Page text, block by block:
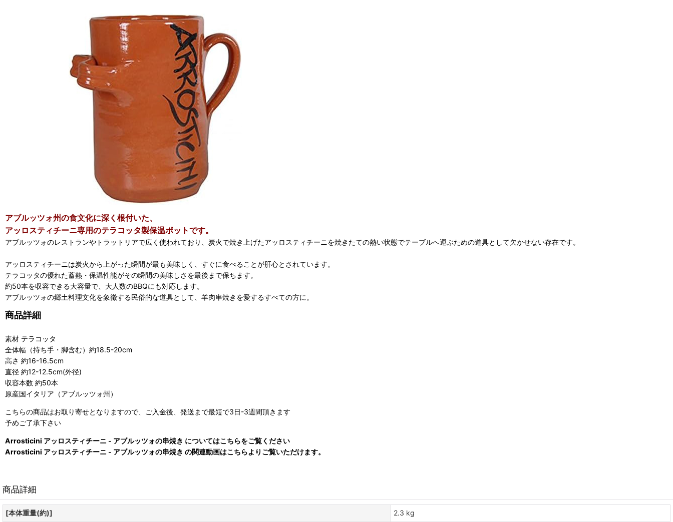
アブルッツォ州の食文化に深く根付いた、
アッロスティチーニ専用のテラコッタ製保温ポットです。
アブルッツォのレストランやトラットリアで広く使われており、炭火で焼き上げたアッロスティチーニを焼きたての熱い状態でテーブルへ運ぶための道具として欠かせない存在です。
アッロスティチーニは炭火から上がった瞬間が最も美味しく、すぐに食べることが肝心とされています。
テラコッタの優れた蓄熱・保温性能がその瞬間の美味しさを最後まで保ちます。
約50本を収容できる大容量で、大人数のBBQにも対応します。
アブルッツォの郷土料理文化を象徴する民俗的な道具として、羊肉串焼きを愛するすべての方に。
商品詳細
素材 テラコッタ
全体幅（持ち手・脚含む）約18.5-20cm
高さ 約16-16.5cm
直径 約12-12.5cm(外径)
収容本数 約50本
原産国イタリア（アブルッツォ州）
こちらの商品はお取り寄せとなりますので、ご入金後、発送まで最短で3日-3週間頂きます
予めご了承下さい
Arrosticini アッロスティチーニ - アブルッツォの串焼き についてはこちらをご覧ください
Arrosticini アッロスティチーニ - アブルッツォの串焼き の関連動画はこちらよりご覧いただけます。
商品詳細
[本体重量(約)]
2.3 kg